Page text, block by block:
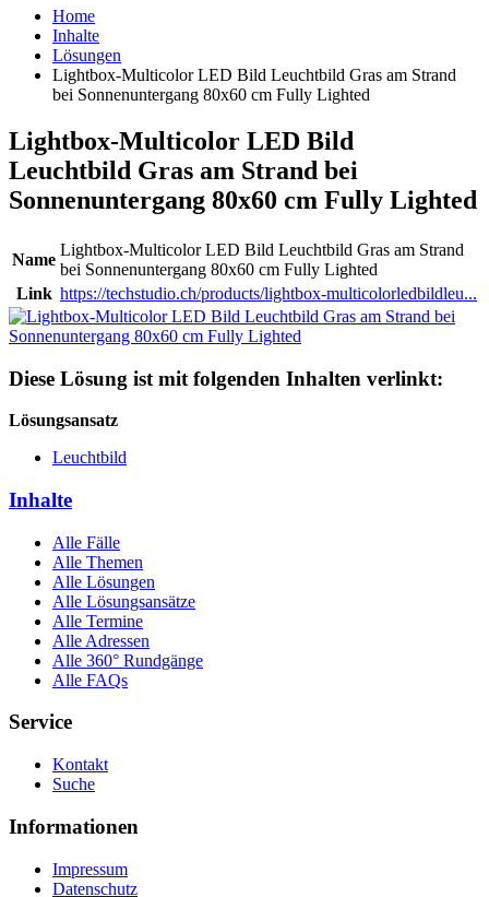
Home
Inhalte
Lösungen
Lightbox-Multicolor LED Bild Leuchtbild Gras am Strand
bei Sonnenuntergang 80x60 cm Fully Lighted
Lightbox-Multicolor LED Bild
Leuchtbild Gras am Strand bei
Sonnenuntergang 80x60 cm Fully Lighted
Name
Lightbox-Multicolor LED Bild Leuchtbild Gras am Strand
bei Sonnenuntergang 80x60 cm Fully Lighted
Link https://techstudio.ch/products/lightbox-multicolorledbildleu...
Diese Lösung ist mit folgenden Inhalten verlinkt:
Lösungsansatz
Leuchtbild
Inhalte
Alle Fälle
Alle Themen
Alle Lösungen
Alle Lösungsansätze
Alle Termine
Alle Adressen
Alle 360° Rundgänge
Alle FAQs
Service
Kontakt
Suche
Informationen
Impressum
Datenschutz